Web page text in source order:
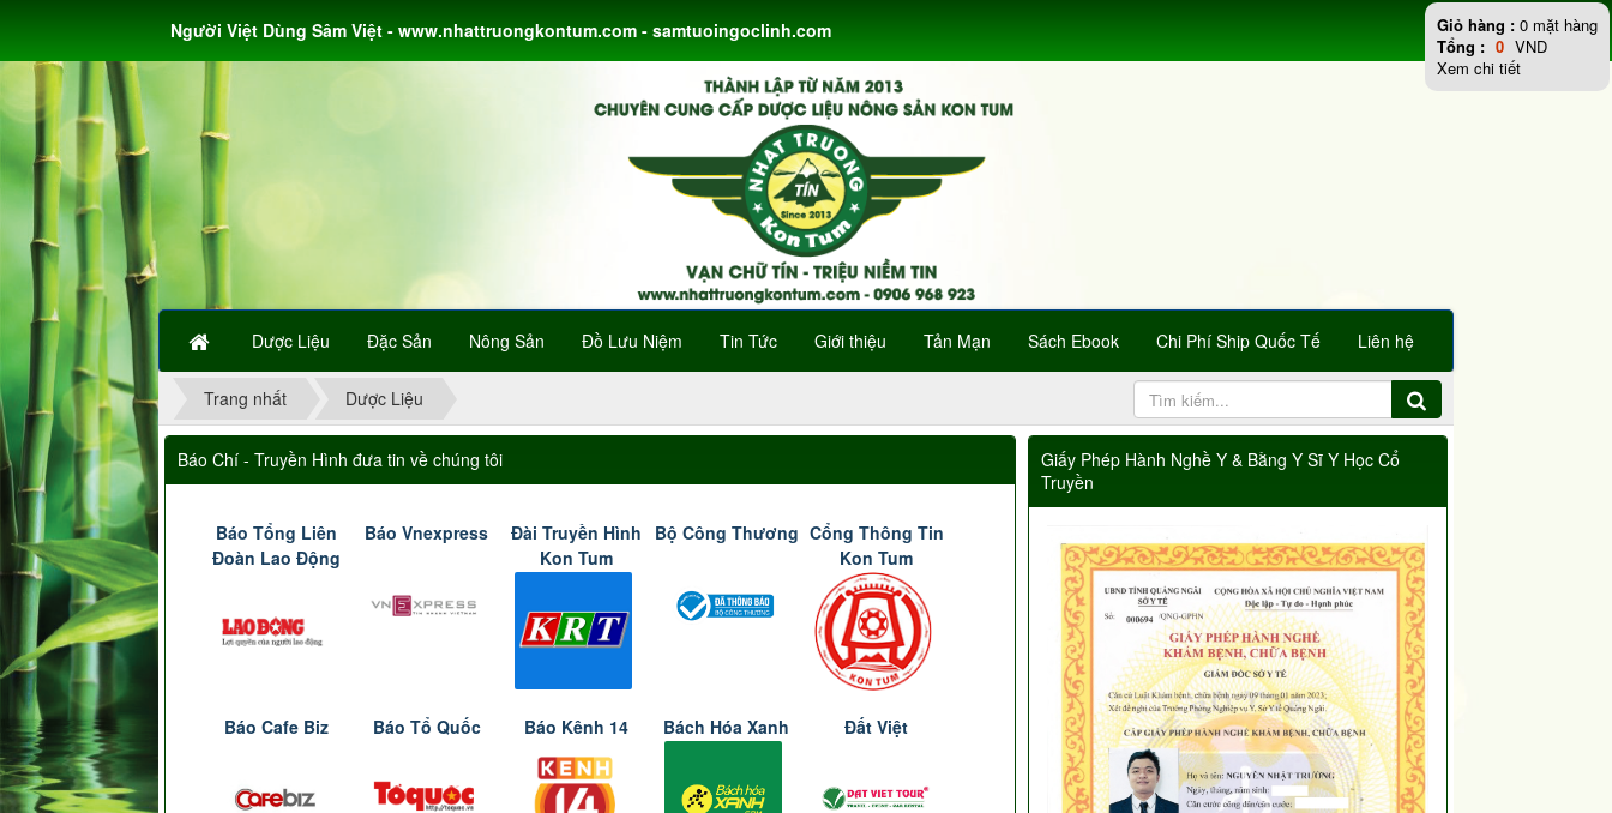
Dược Liệu Đặc Sản Nông Sản Đồ Lưu Niệm Tin Tức Giới thiệu Tản Mạn Sách Ebook Chi Phí Ship Quốc Tế Liên hệ
Người Việt Dùng Sâm Việt - www.nhattruongkontum.com - samtuoingoclinh.com
Trang nhất Dược Liệu
Báo Chí - Truyền Hình đưa tin về chúng tôi
Báo Tổng Liên
Đoàn Lao Động
Báo Vnexpress
Đài Truyền Hình
Kon Tum
Bộ Công Thương Cổng Thông Tin
Kon Tum
Báo Cafe Biz Báo Tổ Quốc Báo Kênh 14 Bách Hóa Xanh Đất Việt
Giấy Phép Hành Nghề Y & Bằng Y Sĩ Y Học Cổ
Truyền
Giỏ hàng : 0 mặt hàng
Tổng : 0 VND
Xem chi tiết